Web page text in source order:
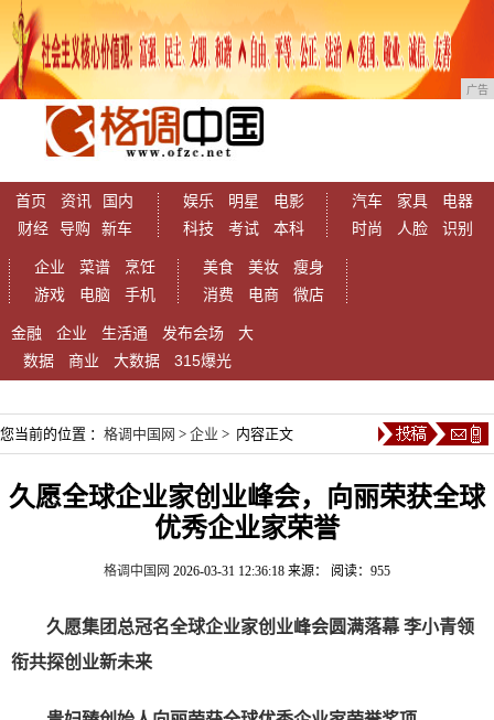
广告
首页 资讯
国内
财经
导购 新车
娱乐 明星
电影
科技
考试 本科
汽车 家具
电器
时尚
人脸 识别
企业 菜谱
烹饪
游戏
电脑 手机
美食 美妆
瘦身
消费
电商 微店
金融 企业 生活通 发布会场
大
数据
商业 大数据 315爆光
您当前的位置 ： 格调中国网 > 企业 > 内容正文
久愿全球企业家创业峰会，向丽荣获全球
优秀企业家荣誉
格调中国网 2026-03-31 12:36:18 来源： 阅读：955
久愿集团总冠名全球企业家创业峰会圆满落幕 李小青领
衔共探创业新未来